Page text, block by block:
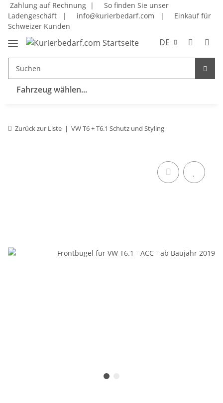
Zahlung auf Rechnung |
So finden Sie unser
Ladengeschäft
| info@kurierbedarf.com |
Einkauf für
Schweizer Kunden
DE
Fahrzeug wählen...
Zurück zur Liste VW T6 + T6.1 Schutz und Styling